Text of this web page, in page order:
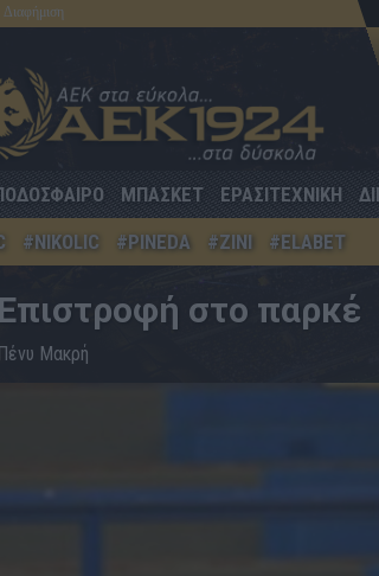
Διαφήμιση
ΜΠΑΣΚΕΤ ΕΡΑΣΙΤΕΧΝΙΚΗ
#NIKOLIC #PINEDA #ZINI #ELABET
Επιστροφή στο παρκέ
Πένυ Μακρή